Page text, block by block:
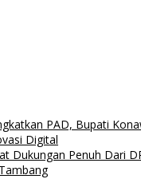
PAD, Bupati
Digital
Dukungan Penuh Dari